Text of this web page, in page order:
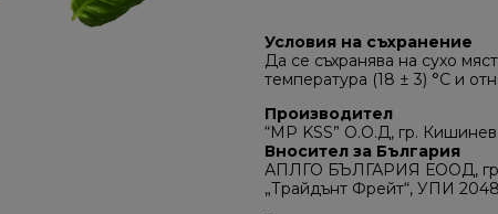
Условия на съхранение
Да се съхранява на сухо
температура (18 ± 3) °C и
Производител
“MP KSS” О.О.Д, гр.
Вносител за България
АПЛГО БЪЛГАРИЯ ЕООД, гр.
„Трайдънт Фрейт“, УПИ